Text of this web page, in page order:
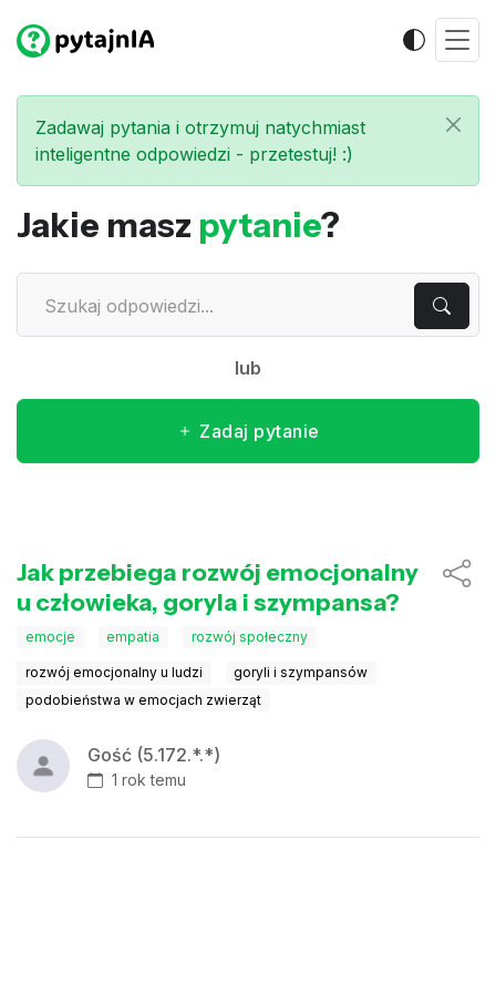
Zadawaj pytania i otrzymuj natychmiast
inteligentne odpowiedzi - przetestuj! :)
Jakie masz pytanie?
lub
Zadaj pytanie
Jak przebiega rozwój emocjonalny
u człowieka, goryla i szympansa?
emocje empatia rozwój społeczny
rozwój emocjonalny u ludzi
goryli i szympansów
podobieństwa w emocjach zwierząt
Gość (5.172.*.*)
1 rok temu